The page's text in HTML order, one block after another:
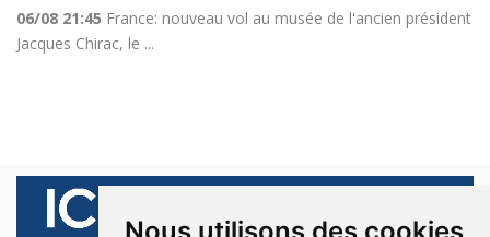
06/08 21:45 France: nouveau vol au musée de l'ancien président
Jacques Chirac, le ...